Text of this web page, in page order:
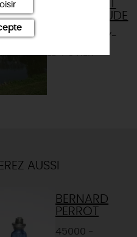
PARC DU LUDE
45370 - JOUY-
AUSSI
BERNARD
PERROT
45000 -